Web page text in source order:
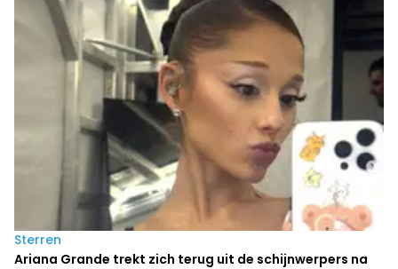
Sterren
Ariana Grande trekt zich terug uit de schijnwerpers na